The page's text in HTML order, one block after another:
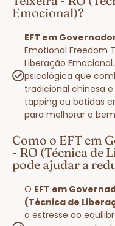
Emocional)?
EFT em
Emotional Freedom
Liberação
psicológica que
tradicional chinesa
tapping ou batidas
para melhorar o
Como o EFT em
- RO (Técnica de
pode ajudar a
O EFT em
(Técnica de
o estresse ao